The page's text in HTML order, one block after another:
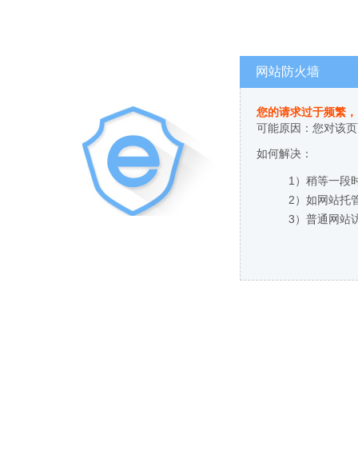
网站防火墙
您的请求过于频繁
可能原因：您对该
如何解决：
1）稍等一段
2）如网站托
3）普通网站